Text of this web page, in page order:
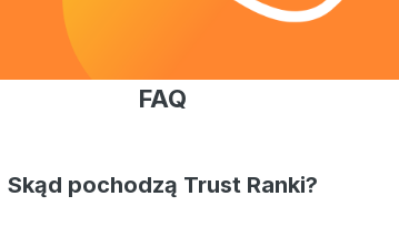
FAQ
Skąd pochodzą Trust Ranki?